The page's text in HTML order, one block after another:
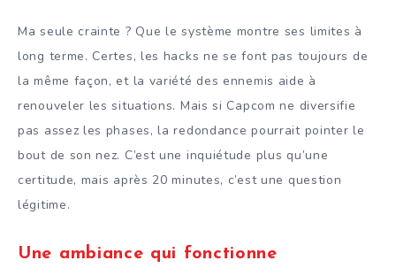
Ma seule crainte ? Que le système montre ses limites à
long terme. Certes, les hacks ne se font pas toujours de
la même façon, et la variété des ennemis aide à
renouveler les situations. Mais si Capcom ne diversifie
pas assez les phases, la redondance pourrait pointer le
bout de son nez. C’est une inquiétude plus qu’une
certitude, mais après 20 minutes, c’est une question
légitime.
Une ambiance qui fonctionne